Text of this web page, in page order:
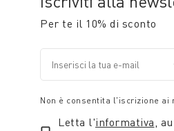
Per te il 10% di sconto
Non è consentita l'iscrizione ai
Letta l'informativa,